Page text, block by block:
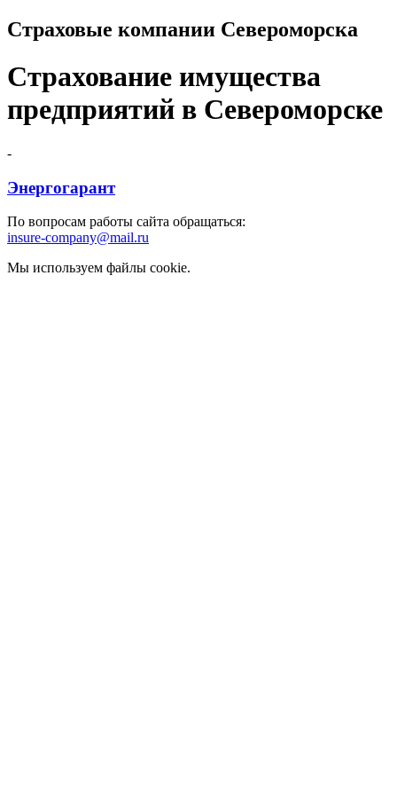
Страховые компании Североморска
Страхование имущества
предприятий в Североморске
-
Энергогарант
По вопросам работы сайта обращаться:
insure-company@mail.ru
Мы используем файлы cookie.